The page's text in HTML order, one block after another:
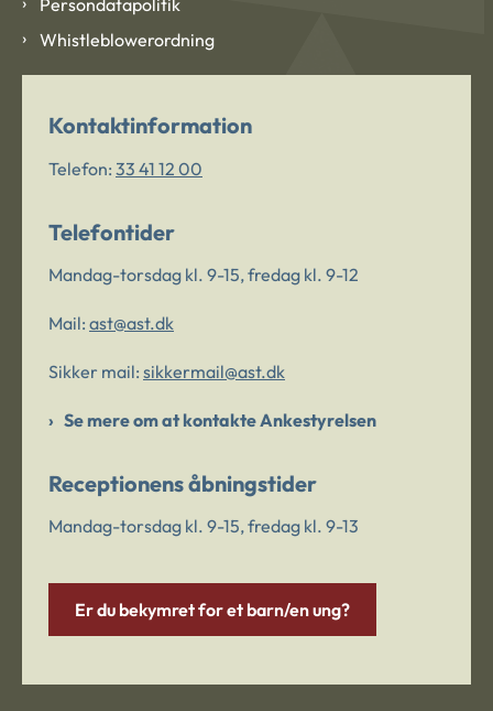
Whistleblowerordning
Kontaktinformation
Telefon: 33 41 12 00
Telefontider
Mandag-torsdag kl. 9-15, fredag kl. 9-12
Mail: ast@ast.dk
Sikker mail: sikkermail@ast.dk
Se mere om at kontakte Ankestyrelsen
Receptionens åbningstider
Mandag-torsdag kl. 9-15, fredag kl. 9-13
Er du bekymret for et barn/en ung?